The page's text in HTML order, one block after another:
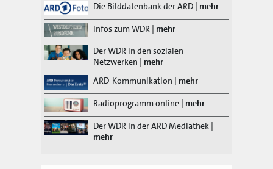
Die Bilddatenbank der ARD | mehr
Infos zum WDR | mehr
Der WDR in den sozialen
Netzwerken | mehr
ARD-Kommunikation | mehr
Radioprogramm online | mehr
Der WDR in der ARD Mediathek |
mehr